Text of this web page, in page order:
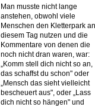
Man musste nicht lange
anstehen, obwohl viele
Menschen den Kletterpark an
diesem Tag nutzen und die
Kommentare von denen die
noch nicht dran waren, war:
„Komm stell dich nicht so an,
das schaffst du schon" oder
„Mensch das sieht vielleicht
bescheuert aus", oder „Lass
dich nicht so hängen" und